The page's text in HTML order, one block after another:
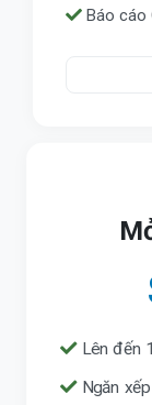
Báo cáo
Lên đến
Ngăn